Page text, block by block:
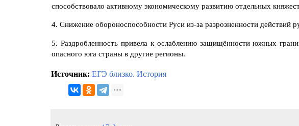
способствовало активному экономическому развитию отдельных
4. Снижение обороноспособности Руси из-за разрозненности действий
5. Раздробленность привела к ослаблению защищённости южных
опасного юга страны в другие регионы.
Источник: ЕГЭ близко. История